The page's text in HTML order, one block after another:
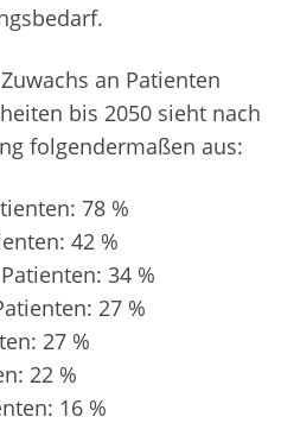
an Patienten
bis 2050 sieht nach
folgendermaßen aus:
78 %
42 %
34 %
27 %
27 %
22 %
16 %